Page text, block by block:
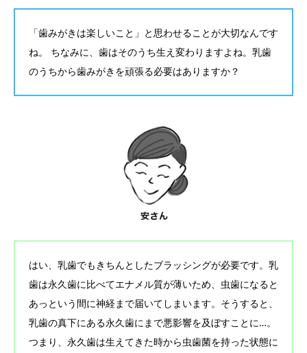
「歯みがきは楽しいこと」と思わせることが大切なんです
ね。 ちなみに、歯はそのうち生え変わりますよね。乳歯
のうちから歯みがきを頑張る必要はありますか？
はい、乳歯でもきちんとしたブラッシングが必要です。乳
歯は永久歯に比べてエナメル質が薄いため、虫歯になると
あっという間に神経まで届いてしまいます。そうすると、
乳歯の真下にある永久歯にまで悪影響を及ぼすことに…。
つまり、永久歯は生えてきた時から虫歯菌を持った状態に